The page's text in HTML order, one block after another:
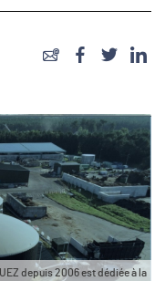
depuis 2006 est dédiée à la